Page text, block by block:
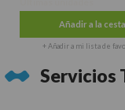
Añadir a la cesta
+ Añadir a mi lista de
Servicios